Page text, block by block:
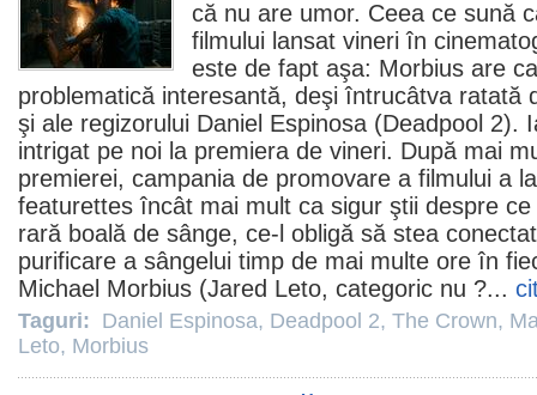
că nu are umor. Ceea ce sună
filmului lansat vineri în
este de fapt aşa: Morbius are
problematică interesantă, deşi întrucâtva ratată
şi ale regizorului Daniel Espinosa (Deadpool 2).
intrigat pe noi la premiera de vineri. După mai
premierei, campania de promovare a filmului a
featurettes încât mai mult ca sigur ştii despre
rară boală de sânge, ce-l obligă să stea
purificare a sângelui timp de mai multe ore în
Michael Morbius (Jared Leto, categoric nu ?...
Taguri: Daniel Espinosa, Deadpool 2, The Crown,
Leto, Morbius